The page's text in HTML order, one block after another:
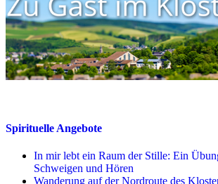
Spirituelle Angebote
In mir lebt ein Raum der Stille: Ein
Schweigen und Hören
Wanderung auf der Nordroute des